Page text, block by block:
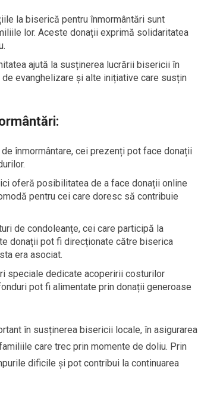
la biserică pentru înmormântări sunt
lor. Aceste donații exprimă solidaritatea
ajută la susținerea lucrării bisericii în
evanghelizare și alte inițiative care susțin
înmormântare, cei prezenți pot face donații
oferă posibilitatea de a face donații online
pentru cei care doresc să contribuie
de condoleanțe, cei care participă la
donații pot fi direcționate către biserica
era asociat.
speciale dedicate acoperirii costurilor
pot fi alimentate prin donații generoase
în susținerea bisericii locale, în asigurarea
care trec prin momente de doliu. Prin
dificile și pot contribui la continuarea